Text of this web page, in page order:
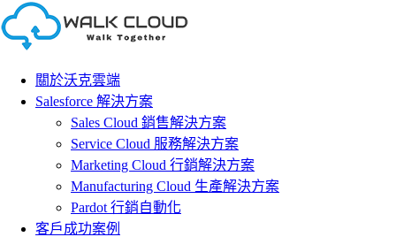
Skip
to
content
關於沃克雲端
Salesforce 解決方案
Sales Cloud 銷售解決方案
Service Cloud 服務解決方案
Marketing Cloud 行銷解決方案
Manufacturing Cloud 生產解決方案
Pardot 行銷自動化
客戶成功案例